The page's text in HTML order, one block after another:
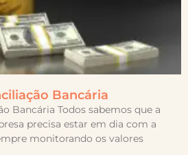
Bancária
Bancária Todos sabemos que a
precisa estar em dia com a
monitorando os valores